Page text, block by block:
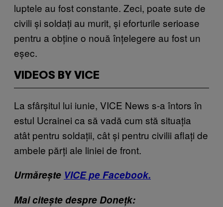
luptele au fost constante. Zeci, poate sute de
civili și soldați au murit, și eforturile serioase
pentru a obține o nouă înțelegere au fost un
eșec.
VIDEOS BY VICE
La sfârșitul lui iunie, VICE News s-a întors în
estul Ucrainei ca să vadă cum stă situația
atât pentru soldații, cât și pentru civilii aflați de
ambele părți ale liniei de front.
Urmărește VICE pe Facebook.
Mai citește despre Donețk: